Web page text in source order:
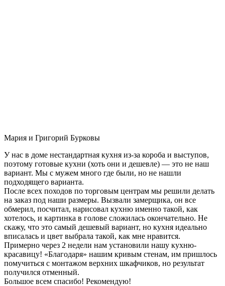
Мария и Григорий Бурковы
У нас в доме нестандартная кухня из-за короба и выступов,
поэтому готовые кухни (хоть они и дешевле) — это не наш
вариант. Мы с мужем много где были, но не нашли
подходящего варианта.
После всех походов по торговым центрам мы решили делать
на заказ под наши размеры. Вызвали замерщика, он все
обмерил, посчитал, нарисовал кухню именно такой, как
хотелось, и картинка в голове сложилась окончательно. Не
скажу, что это самый дешевый вариант, но кухня идеально
вписалась и цвет выбрала такой, как мне нравится.
Примерно через 2 недели нам установили нашу кухню-
красавицу! «Благодаря» нашим кривым стенам, им пришлось
помучиться с монтажом верхних шкафчиков, но результат
получился отменный.
Большое всем спасибо! Рекомендую!